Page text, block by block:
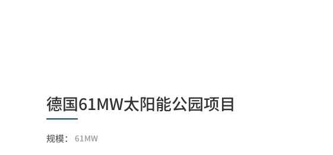
德国61MW太阳能公园项目
规模： 61MW